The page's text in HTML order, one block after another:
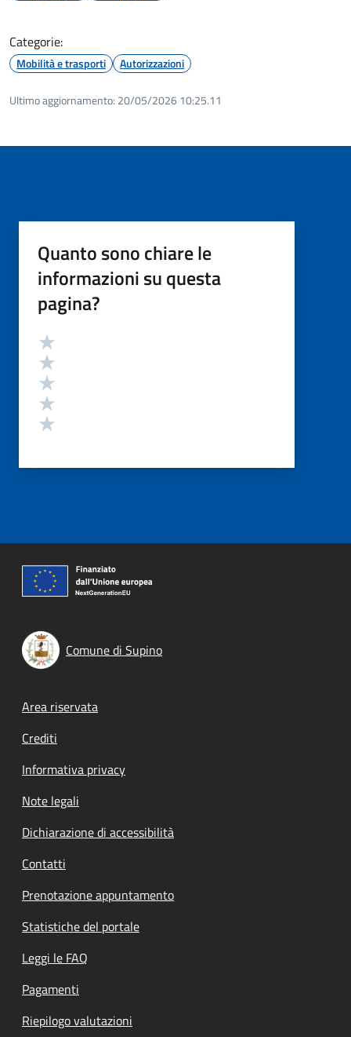
Categorie:
Mobilità e trasporti Autorizzazioni
Ultimo aggiornamento: 20/05/2026 10:25.11
Quanto sono chiare le
informazioni su questa
pagina?
Valutazione
Comune di Supino
Footer menu
Area riservata
Crediti
Informativa privacy
Note legali
Dichiarazione di accessibilità
Contatti
Prenotazione appuntamento
Statistiche del portale
Leggi le FAQ
Pagamenti
Riepilogo valutazioni